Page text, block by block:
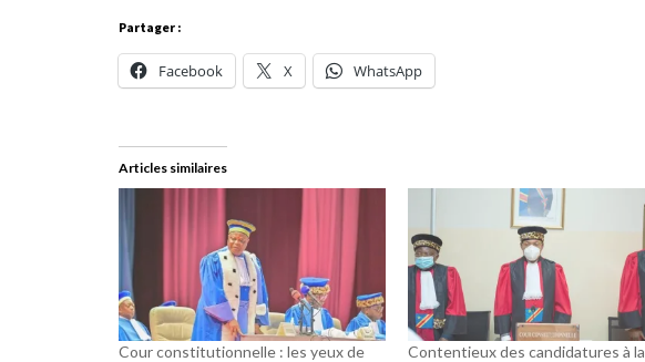
Partager :
Facebook X WhatsApp
Articles similaires
Cour constitutionnelle : les yeux de
Contentieux des candidatures à la